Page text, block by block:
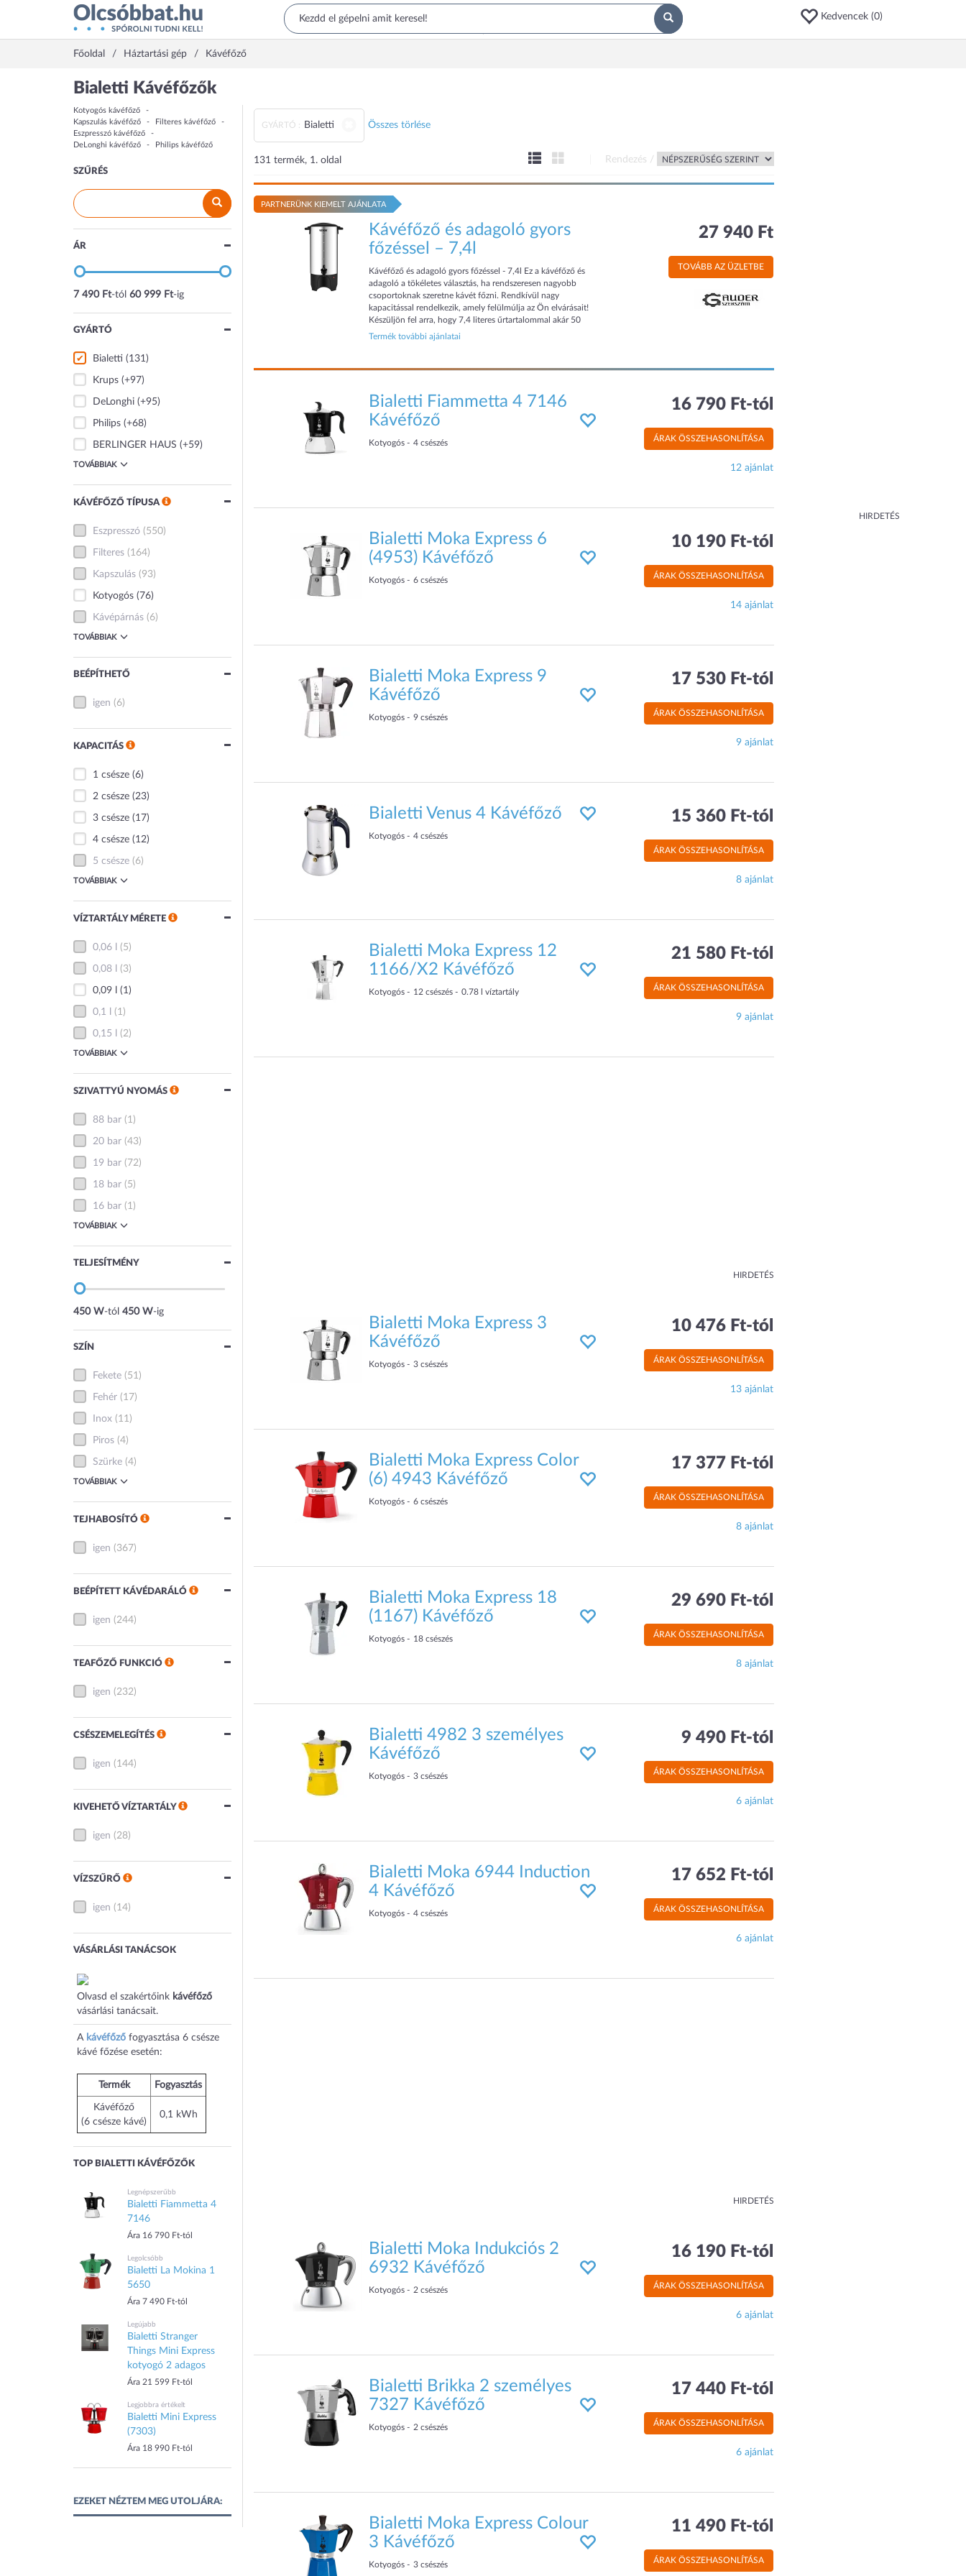
Kedvencek (0)
Főoldal Háztartási gép Kávéfőző
HIRDETÉS
Bialetti Kávéfőzők
Kotyogós kávéfőző
Kapszulás kávéfőző
Filteres kávéfőző
Eszpresszó kávéfőző
DeLonghi kávéfőző
Philips kávéfőző
SZŰRÉS
ÁR
7 490 Ft-tól 60 999 Ft-ig
GYÁRTÓ
Bialetti (131)
Krups (+97)
DeLonghi (+95)
Philips (+68)
BERLINGER HAUS (+59)
TOVÁBBIAK
KÁVÉFŐZŐ TÍPUSA
Eszpresszó (550)
Filteres (164)
Kapszulás (93)
Kotyogós (76)
Kávépárnás (6)
TOVÁBBIAK
BEÉPÍTHETŐ
igen (6)
KAPACITÁS
1 csésze (6)
2 csésze (23)
3 csésze (17)
4 csésze (12)
5 csésze (6)
TOVÁBBIAK
VÍZTARTÁLY MÉRETE
0,06 l (5)
0,08 l (3)
0,09 l (1)
0,1 l (1)
0,15 l (2)
TOVÁBBIAK
SZIVATTYÚ NYOMÁS
88 bar (1)
20 bar (43)
19 bar (72)
18 bar (5)
16 bar (1)
TOVÁBBIAK
TELJESÍTMÉNY
450 W-tól 450 W-ig
SZÍN
Fekete (51)
Fehér (17)
Inox (11)
Piros (4)
Szürke (4)
TOVÁBBIAK
TEJHABOSÍTÓ
igen (367)
BEÉPÍTETT KÁVÉDARÁLÓ
igen (244)
TEAFŐZŐ FUNKCIÓ
igen (232)
CSÉSZEMELEGÍTÉS
igen (144)
KIVEHETŐ VÍZTARTÁLY
igen (28)
VÍZSZŰRŐ
igen (14)
VÁSÁRLÁSI TANÁCSOK
Olvasd el szakértőink kávéfőző
vásárlási tanácsait.
A kávéfőző fogyasztása 6 csésze
kávé főzése esetén:
Termék Fogyasztás
Kávéfőző
(6 csésze kávé)
0,1 kWh
TOP BIALETTI KÁVÉFŐZŐK
Legnépszerűbb
Bialetti Fiammetta 4
7146
Ára 16 790 Ft-tól
Legolcsóbb
Bialetti La Mokina 1
5650
Ára 7 490 Ft-tól
Legújabb
Bialetti Stranger
Things Mini Express
kotyogó 2 adagos
Ára 21 599 Ft-tól
Legjobbra értékelt
Bialetti Mini Express
(7303)
Ára 18 990 Ft-tól
EZEKET NÉZTEM MEG UTOLJÁRA:
GYÁRTÓ : Bialetti Összes törlése
131 termék, 1. oldal Rendezés /
PARTNERÜNK KIEMELT AJÁNLATA
Kávéfőző és adagoló gyors
főzéssel – 7,4l
Kávéfőző és adagoló gyors főzéssel - 7,4l Ez a kávéfőző és
adagoló a tökéletes választás, ha rendszeresen nagyobb
csoportoknak szeretne kávét főzni. Rendkívül nagy
kapacitással rendelkezik, amely felülmúlja az Ön elvárásait!
Készüljön fel arra, hogy 7,4 literes űrtartalommal akár 50
csésze 150 ml kávét főzhessen, anélkül hogy elveszítené a
Termék további ajánlatai
27 940 Ft
TOVÁBB AZ ÜZLETBE
Bialetti Fiammetta 4 7146
Kávéfőző
Kotyogós 4 csészés
16 790 Ft-tól
ÁRAK ÖSSZEHASONLÍTÁSA
12 ajánlat
Bialetti Moka Express 6
(4953) Kávéfőző
Kotyogós 6 csészés
10 190 Ft-tól
ÁRAK ÖSSZEHASONLÍTÁSA
14 ajánlat
Bialetti Moka Express 9
Kávéfőző
Kotyogós 9 csészés
17 530 Ft-tól
ÁRAK ÖSSZEHASONLÍTÁSA
9 ajánlat
Bialetti Venus 4 Kávéfőző
Kotyogós 4 csészés
15 360 Ft-tól
ÁRAK ÖSSZEHASONLÍTÁSA
8 ajánlat
Bialetti Moka Express 12
1166/X2 Kávéfőző
Kotyogós 12 csészés 0.78 l víztartály
21 580 Ft-tól
ÁRAK ÖSSZEHASONLÍTÁSA
9 ajánlat
HIRDETÉS
Bialetti Moka Express 3
Kávéfőző
Kotyogós 3 csészés
10 476 Ft-tól
ÁRAK ÖSSZEHASONLÍTÁSA
13 ajánlat
Bialetti Moka Express Color
(6) 4943 Kávéfőző
Kotyogós 6 csészés
17 377 Ft-tól
ÁRAK ÖSSZEHASONLÍTÁSA
8 ajánlat
Bialetti Moka Express 18
(1167) Kávéfőző
Kotyogós 18 csészés
29 690 Ft-tól
ÁRAK ÖSSZEHASONLÍTÁSA
8 ajánlat
Bialetti 4982 3 személyes
Kávéfőző
Kotyogós 3 csészés
9 490 Ft-tól
ÁRAK ÖSSZEHASONLÍTÁSA
6 ajánlat
Bialetti Moka 6944 Induction
4 Kávéfőző
Kotyogós 4 csészés
17 652 Ft-tól
ÁRAK ÖSSZEHASONLÍTÁSA
6 ajánlat
HIRDETÉS
Bialetti Moka Indukciós 2
6932 Kávéfőző
Kotyogós 2 csészés
16 190 Ft-tól
ÁRAK ÖSSZEHASONLÍTÁSA
6 ajánlat
Bialetti Brikka 2 személyes
7327 Kávéfőző
Kotyogós 2 csészés
17 440 Ft-tól
ÁRAK ÖSSZEHASONLÍTÁSA
6 ajánlat
Bialetti Moka Express Colour
3 Kávéfőző
Kotyogós 3 csészés
11 490 Ft-tól
ÁRAK ÖSSZEHASONLÍTÁSA